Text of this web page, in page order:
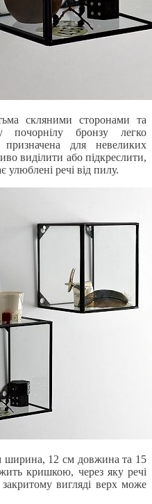
скляними сторонами та
почорнілу бронзу легко
для невеликих
виділити або підкреслити,
улюблені речі від пилу.
ширина, 12 см довжина та 15
кришкою, через яку речі
вигляді верх може